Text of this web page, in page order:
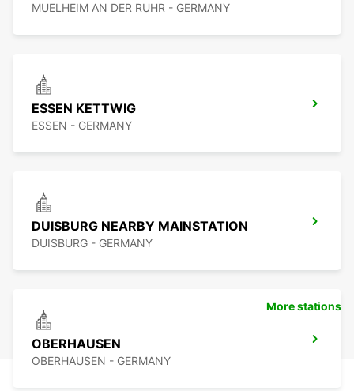
MUELHEIM AN DER RUHR - GERMANY
ESSEN KETTWIG
ESSEN - GERMANY
DUISBURG NEARBY MAINSTATION
DUISBURG - GERMANY
OBERHAUSEN
OBERHAUSEN - GERMANY
More stations